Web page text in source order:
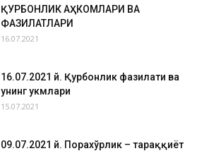
ҚУРБОНЛИК АҲКОМЛАРИ ВА
ФАЗИЛАТЛАРИ
16.07.2021
16.07.2021 й. Қурбонлик фазилати ва
унинг ҳукмлари
15.07.2021
09.07.2021 й. Порахўрлик – тараққиёт